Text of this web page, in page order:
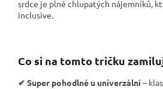
srdce je plné chlupatých nájemníků,
inclusive.
Co si na tomto tričku
✔ Super pohodlné u univerzální–